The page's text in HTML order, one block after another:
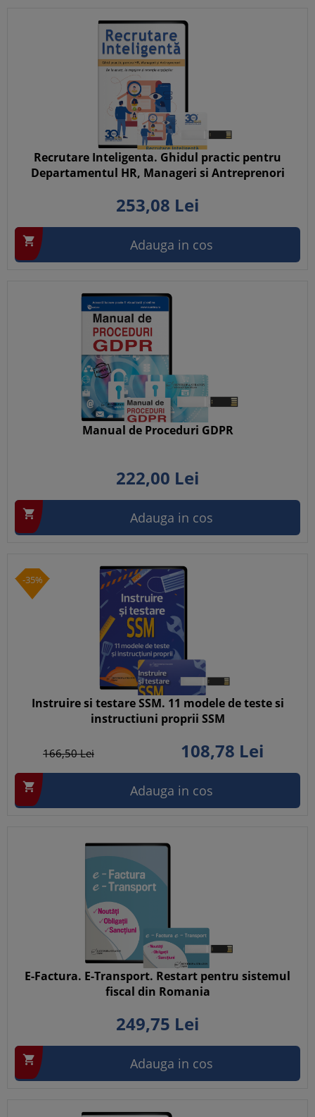
Recrutare Inteligenta. Ghidul practic pentru
Departamentul HR, Manageri si Antreprenori
253,08 Lei
 Adauga in cos
Manual de Proceduri GDPR
222,00 Lei
 Adauga in cos
-35%
Instruire si testare SSM. 11 modele de teste si
instructiuni proprii SSM
166,50Lei 108,78 Lei
 Adauga in cos
E-Factura. E-Transport. Restart pentru sistemul
fiscal din Romania
249,75 Lei
 Adauga in cos